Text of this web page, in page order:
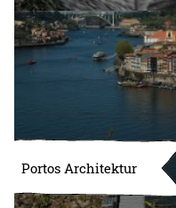
Portos Architektur